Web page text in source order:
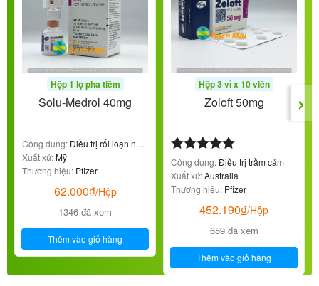
Hộp 1 lọ pha tiêm
Solu-Medrol 40mg
Công dụng:Điều trị rối loạn nội
tiết
Xuất xứ:Mỹ
Thương hiệu: Pfizer
62.000₫/Hộp
1346 đã xem
Thêm vào giỏ hàng
Hộp 3 vỉ x 10 viên
Zoloft 50mg
Được xếp
hạng5.005
sao
Công dụng:Điều trị trầm cảm
Xuất xứ:Australia
Thương hiệu: Pfizer
452.190₫/Hộp
659 đã xem
Thêm vào giỏ hàng
›